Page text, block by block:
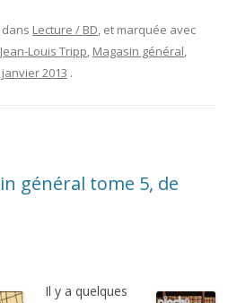
Lecture / BD, et marquée avec
Jean-Louis Tripp, Magasin général,
janvier 2013 .
général tome 5, de
Il y a quelques